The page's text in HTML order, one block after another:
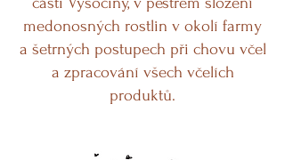
medonosných rostlin v okolí farmy
a šetrných postupech při chovu včel
a zpracování všech včelích
produktů.